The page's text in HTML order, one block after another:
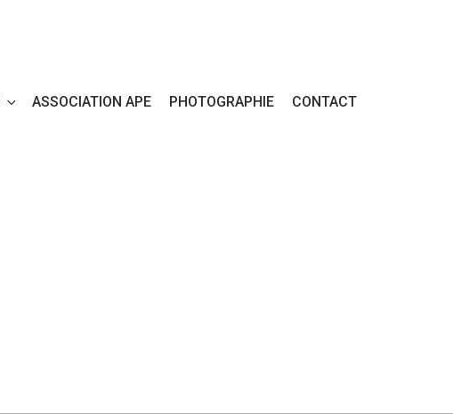
ASSOCIATION APE PHOTOGRAPHIE CONTACT